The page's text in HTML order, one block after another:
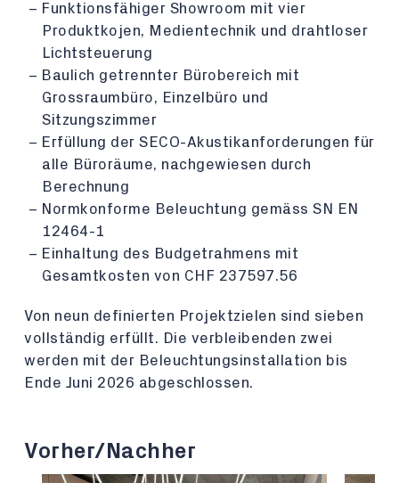
Funktionsfähiger Showroom mit vier
Produktkojen, Medientechnik und drahtloser
Lichtsteuerung
Baulich getrennter Bürobereich mit
Grossraumbüro, Einzelbüro und
Sitzungszimmer
Erfüllung der SECO-Akustikanforderungen für
alle Büroräume, nachgewiesen durch
Berechnung
Normkonforme Beleuchtung gemäss SN EN
12464-1
Einhaltung des Budgetrahmens mit
Gesamtkosten von CHF 237597.56
Von neun definierten Projektzielen sind sieben
vollständig erfüllt. Die verbleibenden zwei
werden mit der Beleuchtungsinstallation bis
Ende Juni 2026 abgeschlossen.
Vorher/Nachher